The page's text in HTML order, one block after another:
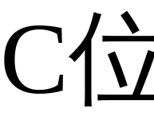
C